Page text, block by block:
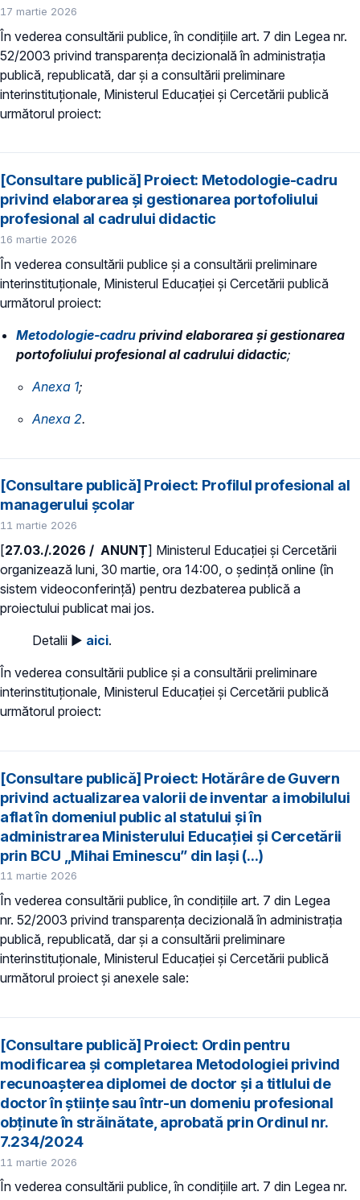
17 martie 2026
În vederea consultării publice, în condiţiile art. 7 din Legea nr.
52/2003 privind transparenţa decizională în administraţia
publică, republicată, dar și a consultării preliminare
interinstituționale, Ministerul Educaţiei și Cercetării publică
următorul proiect:
[Consultare publică] Proiect: Metodologie-cadru
privind elaborarea și gestionarea portofoliului
profesional al cadrului didactic
16 martie 2026
În vederea consultării publice și a consultării preliminare
interinstituționale, Ministerul Educaţiei și Cercetării publică
următorul proiect:
Metodologie-cadru privind elaborarea și gestionarea
portofoliului profesional al cadrului didactic;
​Anexa 1;
Anexa 2.
[Consultare publică] Proiect: Profilul profesional al
managerului școlar
11 martie 2026
[27.03./.2026 / ANUNȚ] Ministerul Educației și Cercetării
organizează luni, 30 martie, ora 14:00, o ședință online (în
sistem videoconferință) pentru dezbaterea publică a
proiectului publicat mai jos.
Detalii ► aici.
În vederea consultării publice și a consultării preliminare
interinstituționale, Ministerul Educaţiei și Cercetării publică
următorul proiect:
[Consultare publică] Proiect: Hotărâre de Guvern
privind actualizarea valorii de inventar a imobilului
aflat în domeniul public al statului și în
administrarea Ministerului Educației și Cercetării
prin BCU „Mihai Eminescu” din Iași (...)
11 martie 2026
În vederea consultării publice, în condiţiile art. 7 din Legea
nr. 52/2003 privind transparenţa decizională în administraţia
publică, republicată, dar și a consultării preliminare
interinstituționale, Ministerul Educaţiei și Cercetării publică
următorul proiect și anexele sale:
[Consultare publică] Proiect: Ordin pentru
modificarea și completarea Metodologiei privind
recunoașterea diplomei de doctor și a titlului de
doctor în științe sau într-un domeniu profesional
obținute în străinătate, aprobată prin Ordinul nr.
7.234/2024
11 martie 2026
În vederea consultării publice, în condiţiile art. 7 din Legea nr.